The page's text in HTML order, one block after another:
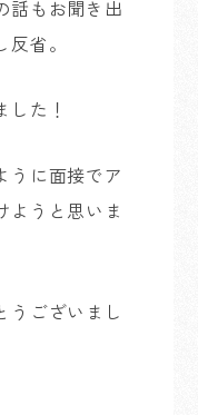
話もお聞き出
省。
た！
うに面接でア
ようと思いま
うございまし